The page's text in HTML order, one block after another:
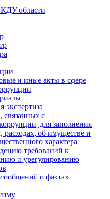
КДУ области
и иные акты в сфере
экспертиза
с
для заполнения
расходах, об имуществе и
характера
требований к
и урегулированию
о фактах